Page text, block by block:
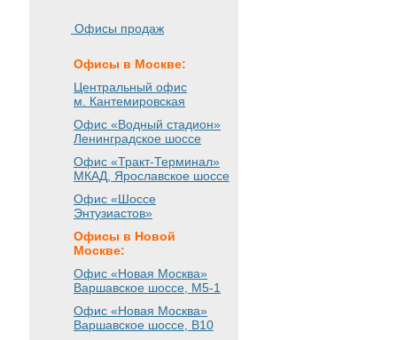
Офисы продаж
Офисы в Москве:
Центральный офис
м. Кантемировская
Офис «Водный стадион»
Ленинградское шоссе
Офис «Тракт-Терминал»
МКАД, Ярославское шоссе
Офис «Шоссе
Энтузиастов»
Офисы в Новой
Москве:
Офис «Новая Москва»
Варшавское шоссе , М5-1
Офис «Новая Москва»
Варшавское шоссе , B10